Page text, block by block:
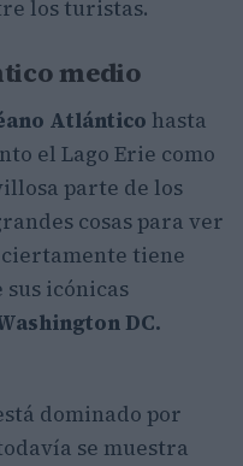
los turistas.
medio
Atlántico hasta
el Lago Erie como
parte de los
cosas para ver
tiene
icónicas
DC.
dominado por
se muestra